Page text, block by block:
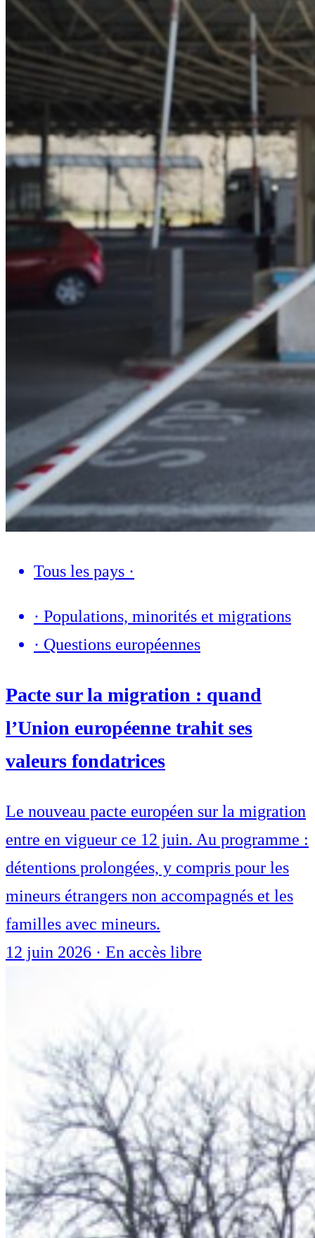
Tous les pays ·
· Populations, minorités et migrations
· Questions européennes
Pacte sur la migration : quand
l’Union européenne trahit ses
valeurs fondatrices
Le nouveau pacte européen sur la migration
entre en vigueur ce 12 juin. Au programme :
détentions prolongées, y compris pour les
mineurs étrangers non accompagnés et les
familles avec mineurs.
12 juin 2026 · En accès libre